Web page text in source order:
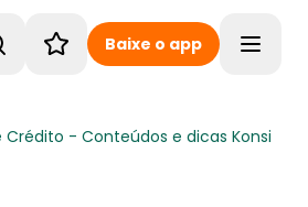
Baixe o app
Crédito - Conteúdos e dicas Konsi